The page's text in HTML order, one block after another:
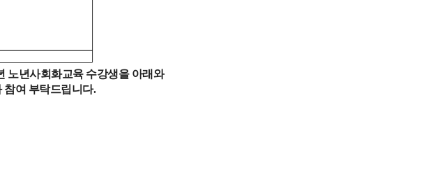
노년사회화교육 수강생을 아래와
참여 부탁드립니다.